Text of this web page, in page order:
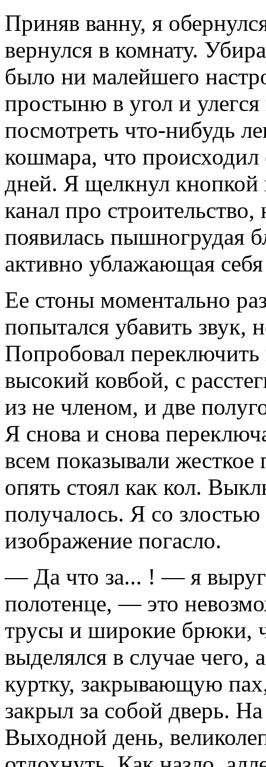
Приняв ванну, я
вернулся в комнату.
было ни малейшего
простыню в угол и улегся
посмотреть что-нибудь
кошмара, что
дней. Я щелкнул
канал про
появилась пышногрудая
активно ублажающая
Ее стоны моментально
попытался убавить звук,
Попробовал переключить
высокий ковбой, с
из не членом, и две
Я снова и снова
всем показывали
опять стоял как кол.
получалось. Я со
изображение погасло.
— Да что за... ! — я
полотенце, — это
трусы и широкие брюки,
выделялся в случае
куртку, закрывающую
закрыл за собой дверь.
Выходной день,